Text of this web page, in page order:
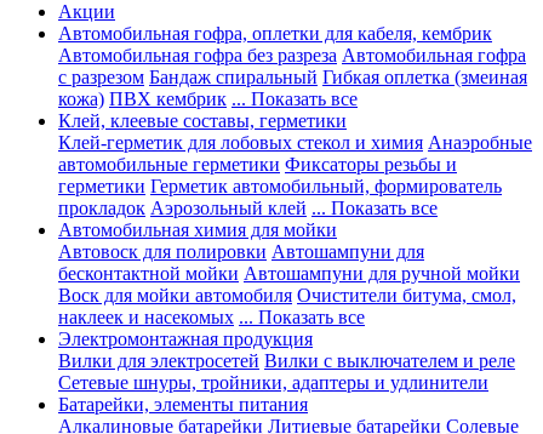
Акции
Автомобильная гофра, оплетки для кабеля, кембрик
Автомобильная гофра без разреза Автомобильная гофра
с разрезом Бандаж спиральный Гибкая оплетка (змеиная
кожа) ПВХ кембрик ... Показать все
Клей, клеевые составы, герметики
Клей-герметик для лобовых стекол и химия Анаэробные
автомобильные герметики Фиксаторы резьбы и
герметики Герметик автомобильный, формирователь
прокладок Аэрозольный клей ... Показать все
Автомобильная химия для мойки
Автовоск для полировки Автошампуни для
бесконтактной мойки Автошампуни для ручной мойки
Воск для мойки автомобиля Очистители битума, смол,
наклеек и насекомых ... Показать все
Электромонтажная продукция
Вилки для электросетей Вилки с выключателем и реле
Сетевые шнуры, тройники, адаптеры и удлинители
Батарейки, элементы питания
Алкалиновые батарейки Литиевые батарейки Солевые